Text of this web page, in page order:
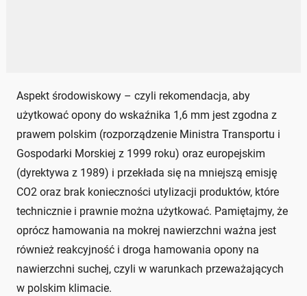
Aspekt środowiskowy – czyli rekomendacja, aby
użytkować opony do wskaźnika 1,6 mm jest zgodna z
prawem polskim (rozporządzenie Ministra Transportu i
Gospodarki Morskiej z 1999 roku) oraz europejskim
(dyrektywa z 1989) i przekłada się na mniejszą emisję
CO2 oraz brak konieczności utylizacji produktów, które
technicznie i prawnie można użytkować. Pamiętajmy, że
oprócz hamowania na mokrej nawierzchni ważna jest
również reakcyjność i droga hamowania opony na
nawierzchni suchej, czyli w warunkach przeważających
w polskim klimacie.